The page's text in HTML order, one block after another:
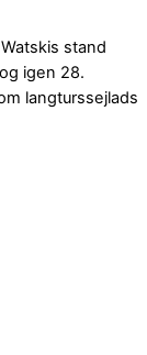
stand
igen 28.
langturssejlads